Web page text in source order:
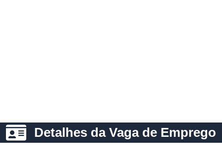
Detalhes da Vaga de Emprego